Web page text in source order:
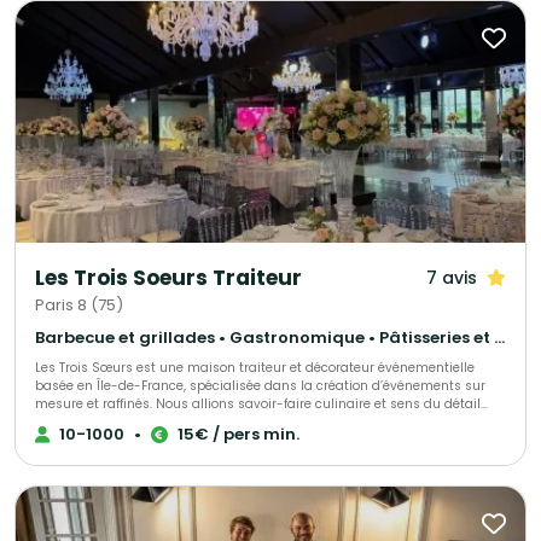
Les Trois Soeurs Traiteur 7 avis
Paris 8 (75)
Barbecue et grillades • Gastronomique • Pâtisseries et desserts
Les Trois Sœurs est une maison traiteur et décorateur événementielle
basée en Île-de-France, spécialisée dans la création d’événements sur
mesure et raffinés. Nous allions savoir-faire culinaire et sens du détail
décoratif pour sublimer mariages, fiançailles et autres célébrations
privées, tout comme séminaires, inauguration et autre type d'événements
décoration florale et scénographique à la gastronomie haut de gamme,
notre équipe met son expertise et sa passion au service de vos plus
beaux moments.
10-1000 • 15€ / pers min.